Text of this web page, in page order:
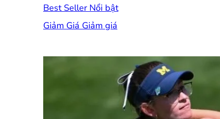
Best Seller
Giảm Giá